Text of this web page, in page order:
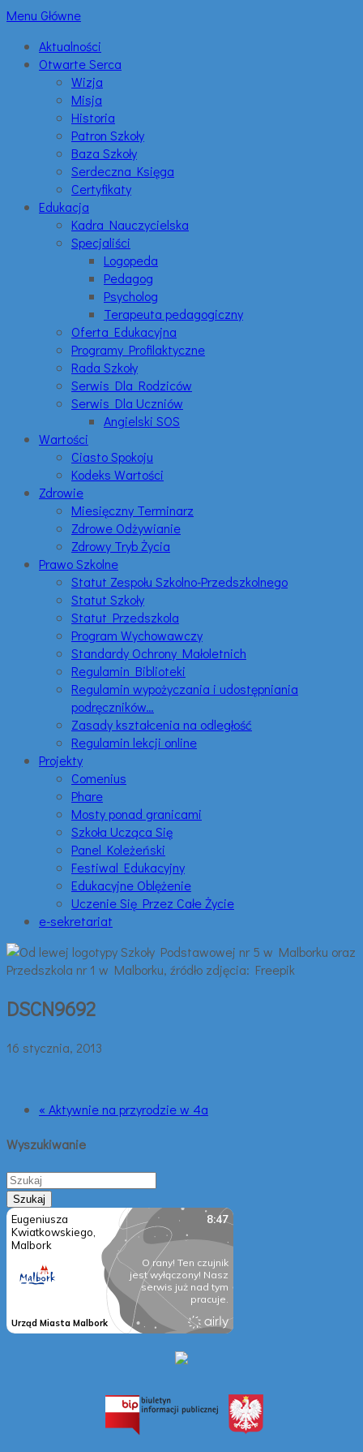
Menu Główne
Aktualności
Otwarte Serca
Wizja
Misja
Historia
Patron Szkoły
Baza Szkoły
Serdeczna Księga
Certyfikaty
Edukacja
Kadra Nauczycielska
Specjaliści
Logopeda
Pedagog
Psycholog
Terapeuta pedagogiczny
Oferta Edukacyjna
Programy Profilaktyczne
Rada Szkoły
Serwis Dla Rodziców
Serwis Dla Uczniów
Angielski SOS
Wartości
Ciasto Spokoju
Kodeks Wartości
Zdrowie
Miesięczny Terminarz
Zdrowe Odżywianie
Zdrowy Tryb Życia
Prawo Szkolne
Statut Zespołu Szkolno-Przedszkolnego
Statut Szkoły
Statut Przedszkola
Program Wychowawczy
Standardy Ochrony Małoletnich
Regulamin Biblioteki
Regulamin wypożyczania i udostępniania
podręczników…
Zasady kształcenia na odległość
Regulamin lekcji online
Projekty
Comenius
Phare
Mosty ponad granicami
Szkoła Ucząca Się
Panel Koleżeński
Festiwal Edukacyjny
Edukacyjne Oblężenie
Uczenie Się Przez Całe Życie
e-sekretariat
DSCN9692
16 stycznia, 2013
« Aktywnie na przyrodzie w 4a
Wyszukiwanie